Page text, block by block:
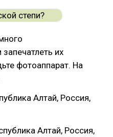
их
фотоаппарат. На
Алтай, Россия,
Алтай, Россия,